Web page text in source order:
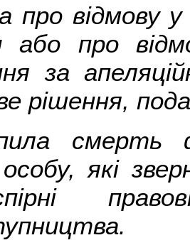
про відмову у
або про
за
рішення,
смерть
які